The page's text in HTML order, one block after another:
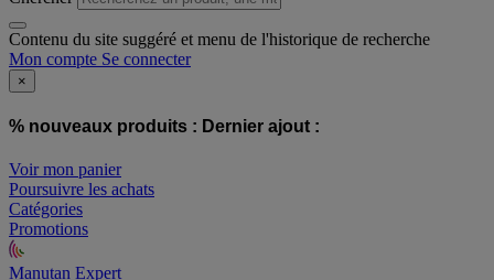
Contenu du site suggéré et menu de l'historique de recherche
Mon compte Se connecter
×
% nouveaux produits : Dernier ajout :
Voir mon panier
Poursuivre les achats
Catégories
Promotions
Manutan Expert